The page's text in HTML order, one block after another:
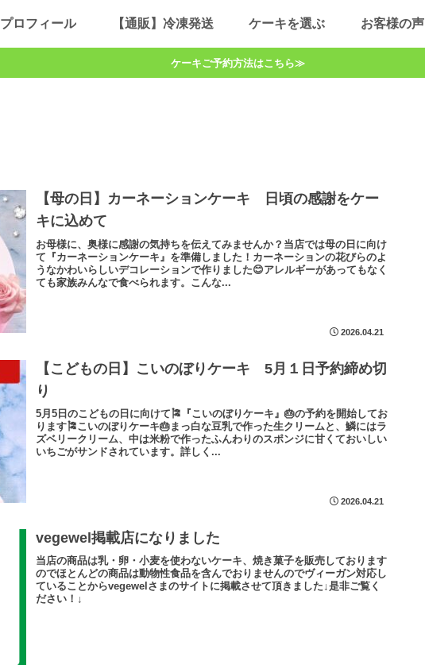
プロフィール 【通販】冷凍発送 ケーキを選ぶ お客様の声
ケーキご予約方法はこちら≫
【母の日】カーネーションケーキ 日頃の感謝をケー
キに込めて
お母様に、奥様に感謝の気持ちを伝えてみませんか？当店では母の日に向け
て『カーネーションケーキ』を準備しました！カーネーションの花びらのよ
うなかわいらしいデコレーションで作りました😊アレルギーがあってもなく
ても家族みんなで食べられます。こんな...
2026.04.21
【こどもの日】こいのぼりケーキ 5月１日予約締め切
り
5月5日のこどもの日に向けて🎏『こいのぼりケーキ』🎂の予約を開始してお
ります🎏こいのぼりケーキ🎂まっ白な豆乳で作った生クリームと、鱗にはラ
ズベリークリーム、中は米粉で作ったふんわりのスポンジに甘くておいしい
いちごがサンドされています。詳しく...
2026.04.21
vegewel掲載店になりました
当店の商品は乳・卵・小麦を使わないケーキ、焼き菓子を販売しております
のでほとんどの商品は動物性食品を含んでおりませんのでヴィーガン対応し
ていることからvegewelさまのサイトに掲載させて頂きました↓是非ご覧く
ださい！↓